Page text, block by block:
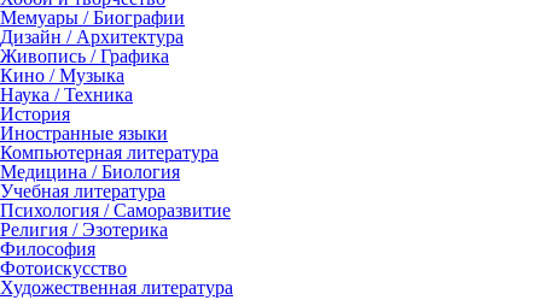
Мемуары / Биографии
Дизайн / Архитектура
Живопись / Графика
Кино / Музыка
Наука / Техника
История
Иностранные языки
Компьютерная литература
Медицина / Биология
Учебная литература
Психология / Саморазвитие
Религия / Эзотерика
Философия
Фотоискусство
Художественная литература